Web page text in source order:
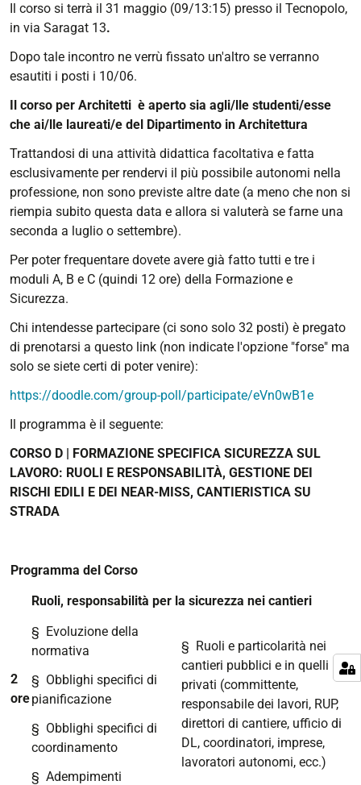
d-
per-
architetti
Corso:
Modulo
Sicurezza
(D)
per
architetti
2025-
05-
31T00:00:00+02:00
2025-
06-
10T23:59:59+02:00
Il corso si terrà il 31 maggio (09/13:15) presso il Tecnopolo,
in via Saragat 13.
Dopo tale incontro ne verrù fissato un'altro se verranno
esautiti i posti i 10/06.
Il corso per Architetti è aperto sia agli/lle studenti/esse
che ai/lle laureati/e del Dipartimento in Architettura
Trattandosi di una attività didattica facoltativa e fatta
esclusivamente per rendervi il più possibile autonomi nella
professione, non sono previste altre date (a meno che non si
riempia subito questa data e allora si valuterà se farne una
seconda a luglio o settembre).
Per poter frequentare dovete avere già fatto tutti e tre i
moduli A, B e C (quindi 12 ore) della Formazione e
Sicurezza.
Chi intendesse partecipare (ci sono solo 32 posti) è pregato
di prenotarsi a questo link (non indicate l'opzione "forse" ma
solo se siete certi di poter venire):
https://doodle.com/group-poll/participate/eVn0wB1e
Il programma è il seguente:
CORSO D | FORMAZIONE SPECIFICA SICUREZZA SUL
LAVORO: RUOLI E RESPONSABILITÀ, GESTIONE DEI
RISCHI EDILI E DEI NEAR-MISS, CANTIERISTICA SU
STRADA
Programma del Corso
2
ore
Ruoli, responsabilità per la sicurezza nei cantieri
§ Evoluzione della
normativa
§ Obblighi specifici di
pianificazione
§ Obblighi specifici di
coordinamento
§ Adempimenti
§ Ruoli e particolarità nei
cantieri pubblici e in quelli
privati (committente,
responsabile dei lavori, RUP,
direttori di cantiere, ufficio di
DL, coordinatori, imprese,
lavoratori autonomi, ecc.)